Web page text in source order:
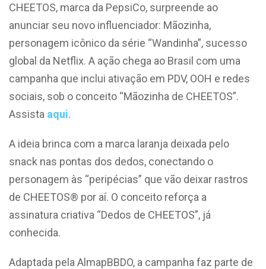
CHEETOS, marca da PepsiCo, surpreende ao
anunciar seu novo influenciador: Mãozinha,
personagem icônico da série “Wandinha”, sucesso
global da Netflix. A ação chega ao Brasil com uma
campanha que inclui ativação em PDV, OOH e redes
sociais, sob o conceito “Mãozinha de CHEETOS”.
Assista aqui.
A ideia brinca com a marca laranja deixada pelo
snack nas pontas dos dedos, conectando o
personagem às “peripécias” que vão deixar rastros
de CHEETOS® por aí. O conceito reforça a
assinatura criativa “Dedos de CHEETOS”, já
conhecida.
Adaptada pela AlmapBBDO, a campanha faz parte de